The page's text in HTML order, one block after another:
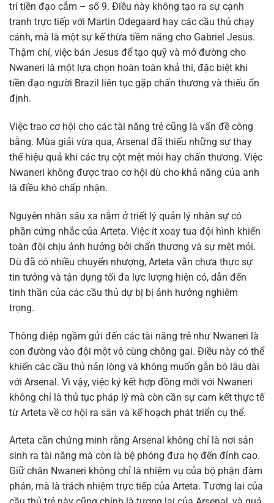
trí tiền đạo cắm – số 9. Điều này không tạo ra sự cạnh
tranh trực tiếp với Martin Odegaard hay các cầu thủ chạy
cánh, mà là một sự kế thừa tiềm năng cho Gabriel Jesus.
Thậm chí, việc bán Jesus để tạo quỹ và mở đường cho
Nwaneri là một lựa chọn hoàn toàn khả thi, đặc biệt khi
tiền đạo người Brazil liên tục gặp chấn thương và thiếu ổn
định.
Việc trao cơ hội cho các tài năng trẻ cũng là vấn đề công
bằng. Mùa giải vừa qua, Arsenal đã thiếu những sự thay
thế hiệu quả khi các trụ cột mệt mỏi hay chấn thương. Việc
Nwaneri không được trao cơ hội dù cho khả năng của anh
là điều khó chấp nhận.
Nguyên nhân sâu xa nằm ở triết lý quản lý nhân sự có
phần cứng nhắc của Arteta. Việc ít xoay tua đội hình khiến
toàn đội chịu ảnh hưởng bởi chấn thương và sự mệt mỏi.
Dù đã có nhiều chuyển nhượng, Arteta vẫn chưa thực sự
tin tưởng và tận dụng tối đa lực lượng hiện có, dẫn đến
tinh thần của các cầu thủ dự bị bị ảnh hưởng nghiêm
trọng.
Thông điệp ngầm gửi đến các tài năng trẻ như Nwaneri là
con đường vào đội một vô cùng chông gai. Điều này có thể
khiến các cầu thủ nản lòng và không muốn gắn bó lâu dài
với Arsenal. Vì vậy, việc ký kết hợp đồng mới với Nwaneri
không chỉ là thủ tục pháp lý mà còn cần sự cam kết thực tế
từ Arteta về cơ hội ra sân và kế hoạch phát triển cụ thể.
Arteta cần chứng minh rằng Arsenal không chỉ là nơi sản
sinh ra tài năng mà còn là bệ phóng đưa họ đến đỉnh cao.
Giữ chân Nwaneri không chỉ là nhiệm vụ của bộ phận đàm
phán, mà là trách nhiệm trực tiếp của Arteta. Tương lai của